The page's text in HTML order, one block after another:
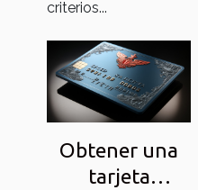
criterios...
Obtener una
tarjeta